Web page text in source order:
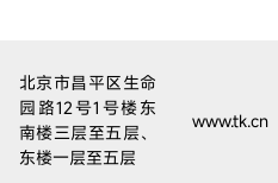
北京市昌平区生命
园路12号1号楼东
南楼三层至五层、
东楼一层至五层
www.tk.cn